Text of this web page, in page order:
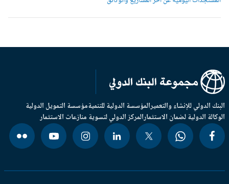
الدولي للإنشاء والتعميرالمؤسسة الدولية للتنميةمؤسسة التمويل الدولية
الدولية لضمان الاستثمارالمركز الدولي لتسوية منازعات الاستثمار